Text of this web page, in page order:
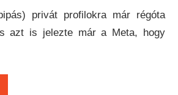
privát profilokra már régóta
azt is jelezte már a Meta, hogy